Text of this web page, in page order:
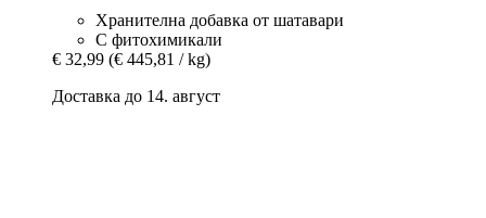
Хранителна добавка от шатавари
С фитохимикали
€ 32,99 (€ 445,81 / kg)
Доставка до 14. август